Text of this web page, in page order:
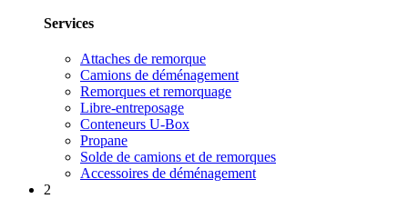
Services
Attaches de remorque
Camions de déménagement
Remorques et remorquage
Libre-entreposage
Conteneurs U-Box
Propane
Solde de camions et de remorques
Accessoires de déménagement
2